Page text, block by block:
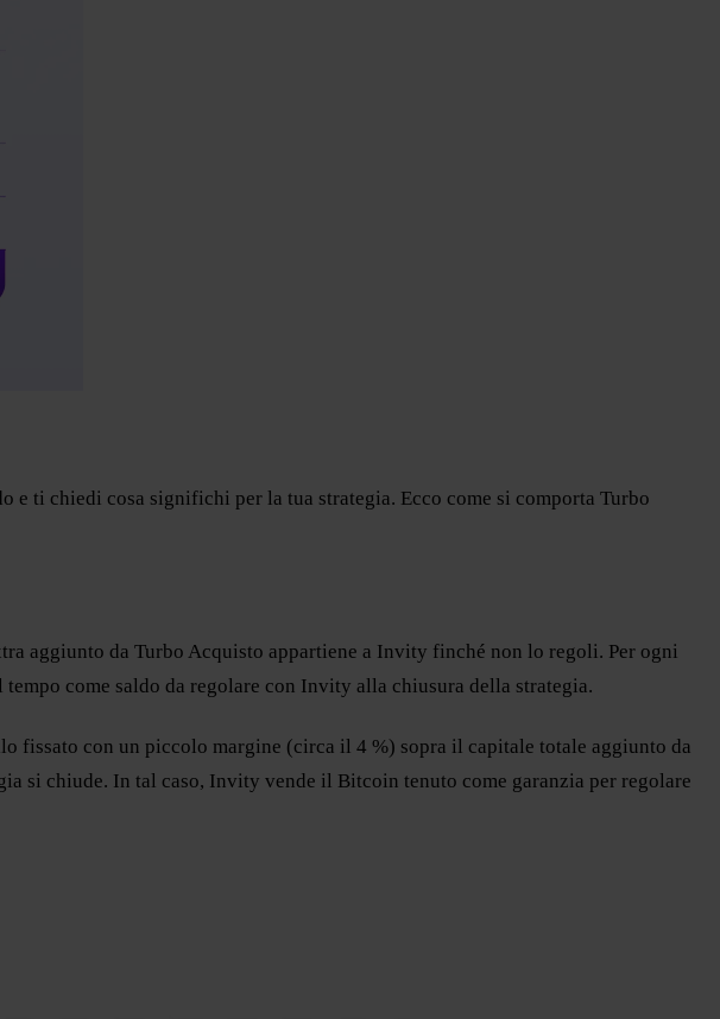
e ti chiedi cosa significhi per la tua strategia. Ecco come si comporta Turbo
aggiunto da Turbo Acquisto appartiene a Invity finché non lo regoli. Per ogni
come saldo da regolare con Invity alla chiusura della strategia.
fissato con un piccolo margine (circa il 4 %) sopra il capitale totale aggiunto da
si chiude. In tal caso, Invity vende il Bitcoin tenuto come garanzia per regolare